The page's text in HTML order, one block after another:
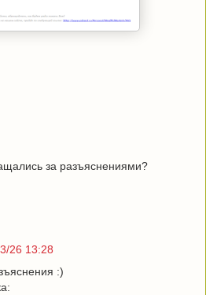
за разъяснениями?
26 13:28
:)